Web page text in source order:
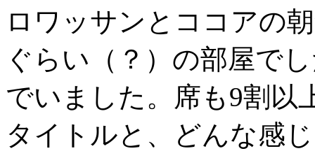
ロワッサンとココアの
ぐらい（？）の部屋で
でいました。席も9割以
タイトルと、どんな感